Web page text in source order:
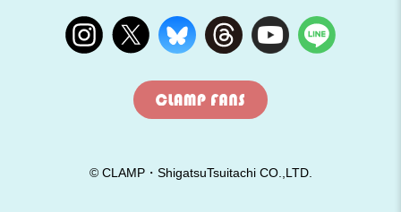
© CLAMP・ShigatsuTsuitachi CO.,LTD.